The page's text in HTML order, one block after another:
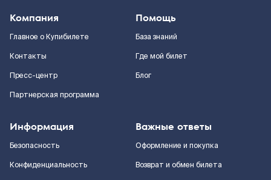
Компания
Главное о Купибилете
Контакты
Пресс-центр
Партнерская программа
Помощь
База знаний
Где мой билет
Блог
Информация
Безопасность
Конфиденциальность
Важные ответы
Оформление и покупка
Возврат и обмен билета